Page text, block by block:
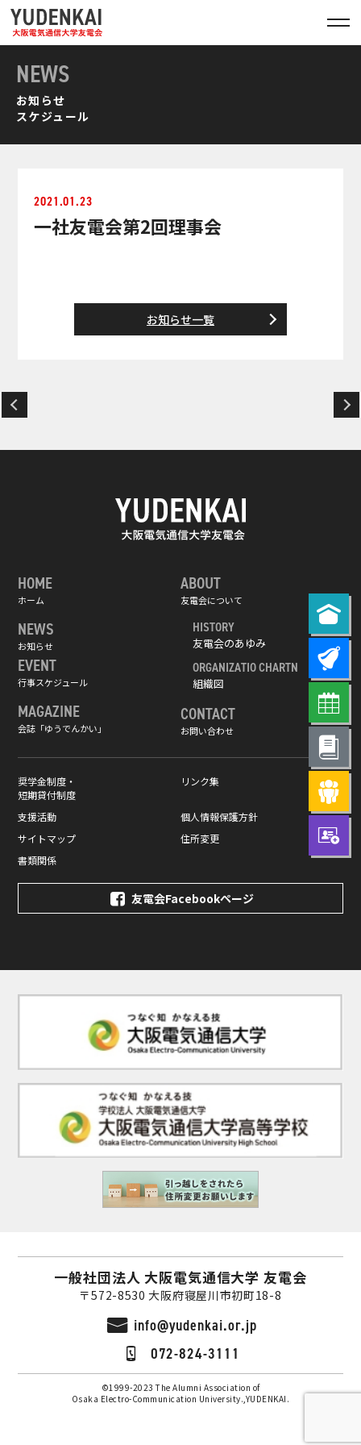
NEWS
お知らせ
スケジュール
2021.01.23
一社友電会第2回理事会
お知らせ一覧
HOME
ホーム
NEWS
お知らせ
EVENT
行事スケジュール
MAGAZINE
会誌「ゆうでんかい」
ABOUT
友電会について
HISTORY
友電会のあゆみ
ORGANIZATIO CHARTN
組織図
CONTACT
お問い合わせ
奨学金制度・
短期貸付制度
リンク集
支援活動
個人情報保護方針
サイトマップ
住所変更
書類関係
友電会Facebookページ
一般社団法人 大阪電気通信大学 友電会
〒572-8530 大阪府寝屋川市初町18-8
info@yudenkai.or.jp
072-824-3111
©1999-2023 The Alumni Association of
Osaka Electro-Communication University.,YUDENKAI.